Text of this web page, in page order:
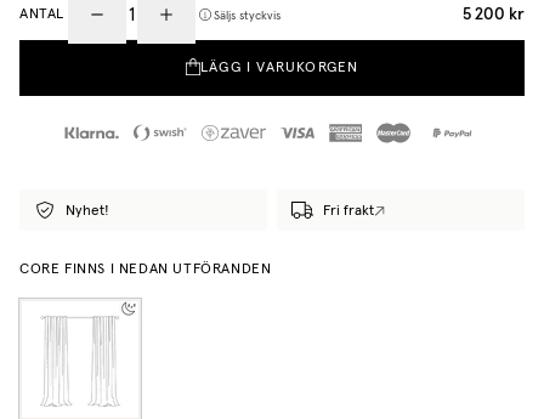
ANTAL Säljs styckvis 5 200 kr
LÄGG I VARUKORGEN
Nyhet! Fri frakt
CORE FINNS I NEDAN UTFÖRANDEN